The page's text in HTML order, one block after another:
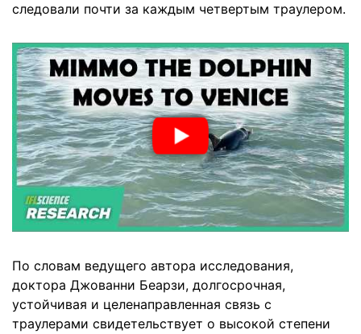
следовали почти за каждым четвертым траулером.
По словам ведущего автора исследования,
доктора Джованни Беарзи, долгосрочная,
устойчивая и целенаправленная связь с
траулерами свидетельствует о высокой степени